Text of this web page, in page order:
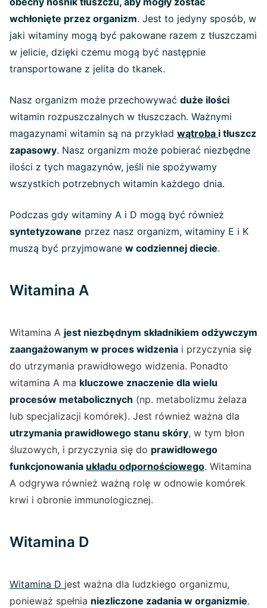
wchłonięte przez organizm. Jest to jedyny sposób, w
jaki witaminy mogą być pakowane razem z tłuszczami
w jelicie, dzięki czemu mogą być następnie
transportowane z jelita do tkanek.
Nasz organizm może przechowywać duże ilości
witamin rozpuszczalnych w tłuszczach. Ważnymi
magazynami witamin są na przykład wątroba i tłuszcz
zapasowy. Nasz organizm może pobierać niezbędne
ilości z tych magazynów, jeśli nie spożywamy
wszystkich potrzebnych witamin każdego dnia.
Podczas gdy witaminy A i D mogą być również
syntetyzowane przez nasz organizm, witaminy E i K
muszą być przyjmowane w codziennej diecie.
Witamina A
Witamina A jest niezbędnym składnikiem odżywczym
zaangażowanym w proces widzenia i przyczynia się
do utrzymania prawidłowego widzenia. Ponadto
witamina A ma kluczowe znaczenie dla wielu
procesów metabolicznych (np. metabolizmu żelaza
lub specjalizacji komórek). Jest również ważna dla
utrzymania prawidłowego stanu skóry, w tym błon
śluzowych, i przyczynia się do prawidłowego
funkcjonowania układu odpornościowego. Witamina
A odgrywa również ważną rolę w odnowie komórek
krwi i obronie immunologicznej.
Witamina D
Witamina D jest ważna dla ludzkiego organizmu,
ponieważ spełnia niezliczone zadania w organizmie.